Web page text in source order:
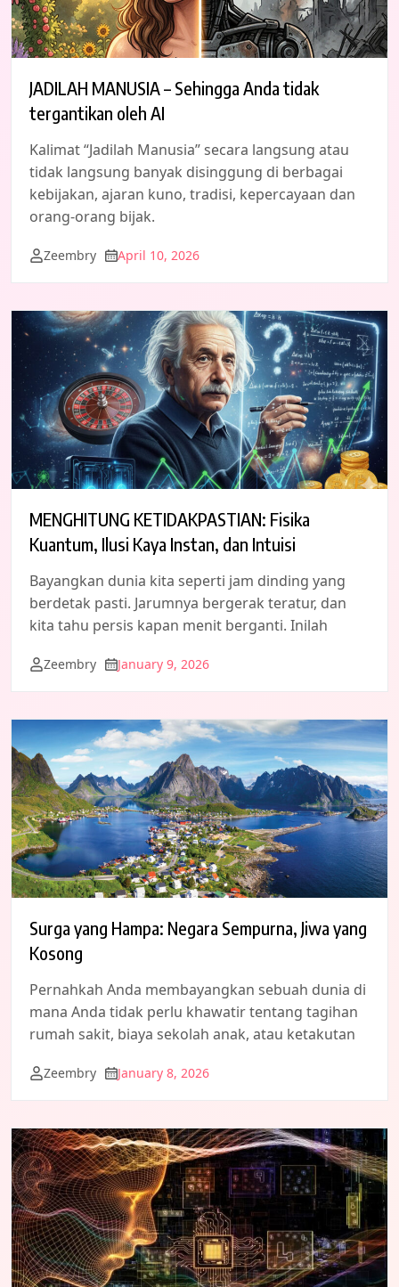
JADILAH MANUSIA – Sehingga Anda tidak
tergantikan oleh AI
Kalimat “Jadilah Manusia” secara langsung atau
tidak langsung banyak disinggung di berbagai
kebijakan, ajaran kuno, tradisi, kepercayaan dan
orang-orang bijak.
Zeembry April 10, 2026
MENGHITUNG KETIDAKPASTIAN: Fisika
Kuantum, Ilusi Kaya Instan, dan Intuisi
Bayangkan dunia kita seperti jam dinding yang
berdetak pasti. Jarumnya bergerak teratur, dan
kita tahu persis kapan menit berganti. Inilah
Zeembry January 9, 2026
Surga yang Hampa: Negara Sempurna, Jiwa yang
Kosong
Pernahkah Anda membayangkan sebuah dunia di
mana Anda tidak perlu khawatir tentang tagihan
rumah sakit, biaya sekolah anak, atau ketakutan
Zeembry January 8, 2026